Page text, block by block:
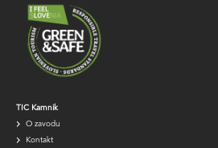
TIC
navigation
TIC Kamnik
O zavodu
Kontakt